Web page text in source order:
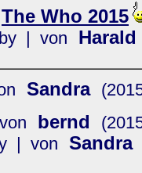
The Who 2015
by | von Harald
Sandra
bernd
| von Sandra